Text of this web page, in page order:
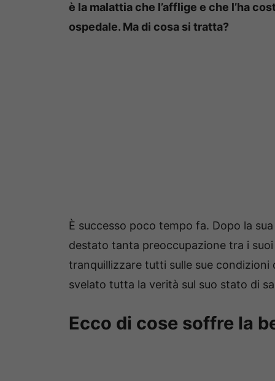
è la malattia che l’afflige e che l’ha
ospedale. Ma di cosa si tratta?
È successo poco tempo fa. Dopo la
destato tanta preoccupazione tra i
tranquillizzare tutti sulle sue condizioni
svelato tutta la verità sul suo stato di
Ecco di cose soffre la